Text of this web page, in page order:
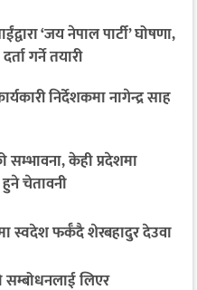
‘जय नेपाल पार्टी’ घोषणा,
गर्ने तयारी
निर्देशकमा नागेन्द्र साह
केही प्रदेशमा
हुने चेतावनी
स्वदेश फर्कँदै शेरबहादुर देउवा
लिएर